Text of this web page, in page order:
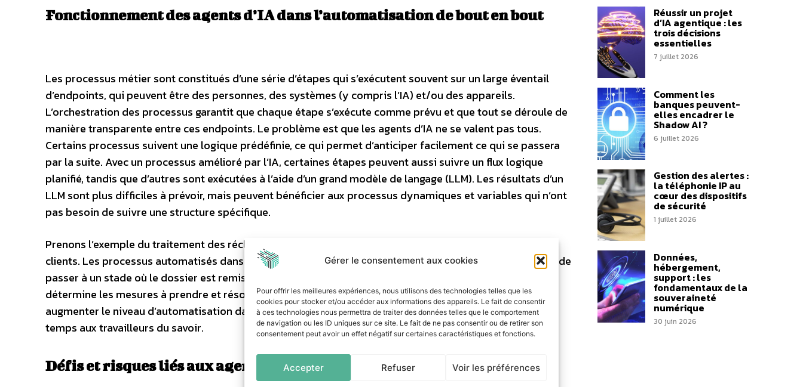
Gérer le consentement aux cookies
Pour offrir les meilleures expériences, nous utilisons des technologies telles que les
cookies pour stocker et/ou accéder aux informations des appareils. Le fait de consentir
à ces technologies nous permettra de traiter des données telles que le comportement
de navigation ou les ID uniques sur ce site. Le fait de ne pas consentir ou de retirer son
consentement peut avoir un effet négatif sur certaines caractéristiques et fonctions.
Accepter Refuser Voir les préférences
Fonctionnement des agents d’IA dans l’automatisation de bout en bout
Les processus métier sont constitués d’une série d’étapes qui s’exécutent souvent sur un large éventail
d’endpoints, qui peuvent être des personnes, des systèmes (y compris l’IA) et/ou des appareils.
L’orchestration des processus garantit que chaque étape s’exécute comme prévu et que tout se déroule de
manière transparente entre ces endpoints. Le problème est que les agents d’IA ne se valent pas tous.
Certains processus suivent une logique prédéfinie, ce qui permet d’anticiper facilement ce qui se passera
par la suite. Avec un processus amélioré par l’IA, certaines étapes peuvent aussi suivre un flux logique
planifié, tandis que d’autres sont exécutées à l’aide d’un grand modèle de langage (LLM). Les résultats d’un
LLM sont plus difficiles à prévoir, mais peuvent bénéficier aux processus dynamiques et variables qui n’ont
pas besoin de suivre une structure spécifique.
Prenons l’exemple du traitement des réclamations d’assurance et des demandes d’indemnisation des
clients. Les processus automatisés dans ces domaines peuvent comporter des étapes prédéfinies avant de
passer à un stade où le dossier est remis à une personne qualifiée pour qu’elle l’examine de plus près,
détermine les mesures à prendre et résolve parfois elle-même la situation. Tirer parti de l’IA peut
augmenter le niveau d’automatisation dans ces types de processus difficiles à définir, libérant ainsi du
temps aux travailleurs du savoir.
Défis et risques liés aux agents d’IA
Réussir un projet
d’IA agentique : les
trois décisions
essentielles
7 juillet 2026
Comment les
banques peuvent-
elles encadrer le
Shadow AI ?
6 juillet 2026
Gestion des alertes :
la téléphonie IP au
cœur des dispositifs
de sécurité
1 juillet 2026
Données,
hébergement,
support : les
fondamentaux de la
souveraineté
numérique
30 juin 2026